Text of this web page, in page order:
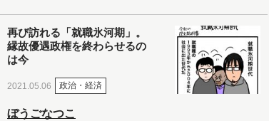
再び訪れる「就職氷河期」。
縁故優遇政権を終わらせるの
は今
2021.05.06 政治・経済
ぼうごなつこ